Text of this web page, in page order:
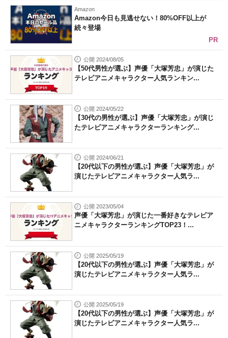
Amazon
Amazon今日も見逃せない！80%OFF以上が
続々登場
PR
公開 2024/08/05
【50代男性が選ぶ】声優「大塚芳忠」が演じた
テレビアニメキャラクター人気ランキン...
公開 2024/05/22
【30代の男性が選ぶ】声優「大塚芳忠」が演じ
たテレビアニメキャラクターランキング...
公開 2024/06/21
【20代以下の男性が選ぶ】声優「大塚芳忠」が
演じたテレビアニメキャラクター人気ラ...
公開 2023/05/04
声優「大塚芳忠」が演じた一番好きなテレビア
ニメキャラクターランキングTOP23！...
公開 2025/05/19
【20代以下の男性が選ぶ】声優「大塚芳忠」が
演じたテレビアニメキャラクター人気ラ...
公開 2025/05/19
【20代以下の男性が選ぶ】声優「大塚芳忠」が
演じたテレビアニメキャラクター人気ラ...